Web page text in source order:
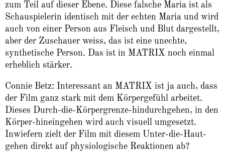
zum Teil auf dieser Ebene. Diese falsche Maria ist als
Schauspielerin identisch mit der echten Maria und wird
auch von einer Person aus Fleisch und Blut dargestellt,
aber der Zuschauer weiss, das ist eine unechte,
synthetische Person. Das ist in MATRIX noch einmal
erheblich stärker.
Connie Betz: Interessant an MATRIX ist ja auch, dass
der Film ganz stark mit dem Körpergefühl arbeitet.
Dieses Durch-die-Körpergrenze-hindurchgehen, in den
Körper-hineingehen wird auch visuell umgesetzt.
Inwiefern zielt der Film mit diesem Unter-die-Haut-
gehen direkt auf physiologische Reaktionen ab?